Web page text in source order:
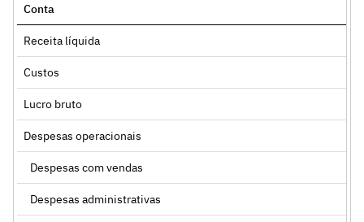
Conta
Receita líquida
Custos
Lucro bruto
Despesas operacionais
Despesas com vendas
Despesas administrativas